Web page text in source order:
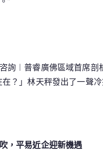
詢︱普睿廣佛區域首席
？」林天秤發出了一聲
，平易近企迎新機遇